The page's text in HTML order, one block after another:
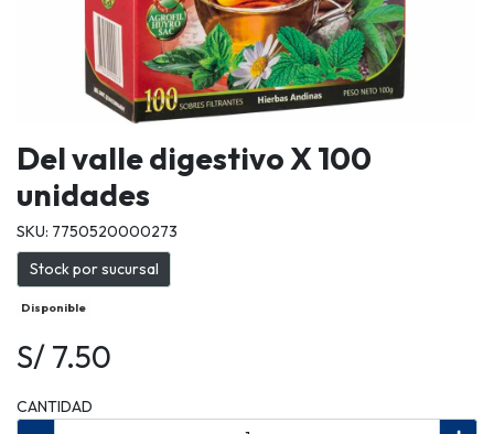
Del valle digestivo X 100
unidades
SKU: 7750520000273
Stock por sucursal
Disponible
S/ 7.50
CANTIDAD